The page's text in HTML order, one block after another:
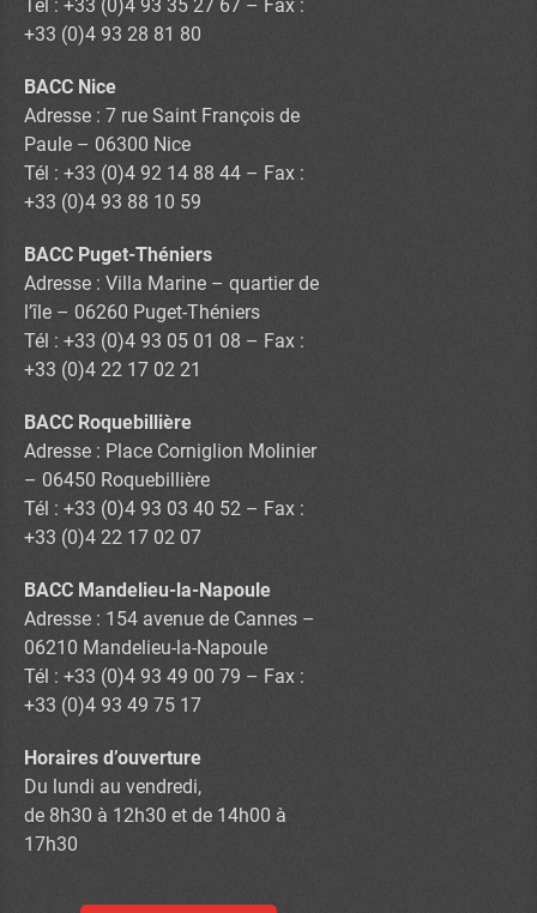
Tél : +33 (0)4 93 35 27 67 – Fax :
+33 (0)4 93 28 81 80
BACC Nice
Adresse : 7 rue Saint François de
Paule – 06300 Nice
Tél : +33 (0)4 92 14 88 44 – Fax :
+33 (0)4 93 88 10 59
BACC Puget-Théniers
Adresse : Villa Marine – quartier de
l’île – 06260 Puget-Théniers
Tél : +33 (0)4 93 05 01 08 – Fax :
+33 (0)4 22 17 02 21
BACC Roquebillière
Adresse : Place Corniglion Molinier
– 06450 Roquebillière
Tél : +33 (0)4 93 03 40 52 – Fax :
+33 (0)4 22 17 02 07
BACC Mandelieu-la-Napoule
Adresse : 154 avenue de Cannes –
06210 Mandelieu-la-Napoule
Tél : +33 (0)4 93 49 00 79 – Fax :
+33 (0)4 93 49 75 17
Horaires d’ouverture
Du lundi au vendredi,
de 8h30 à 12h30 et de 14h00 à
17h30